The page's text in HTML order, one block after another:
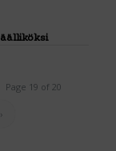
Page 19 of 20
›